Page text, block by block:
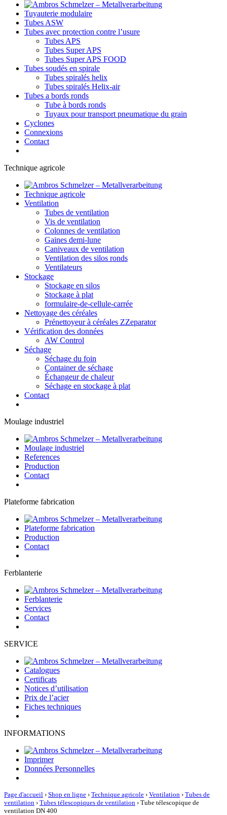
Tuyauterie modulaire
Tubes ASW
Tubes avec protection contre l’usure
Tubes APS
Tubes Super APS
Tubes Super APS FOOD
Tubes soudés en spirale
Tubes spiralés helix
Tubes spiralés Helix-air
Tubes a bords ronds
Tube à bords ronds
Tuyaux pour transport pneumatique du grain
Cyclones
Connexions
Contact
Technique agricole
Technique agricole
Ventilation
Tubes de ventilation
Vis de ventilation
Colonnes de ventilation
Gaines demi-lune
Caniveaux de ventilation
Ventilation des silos ronds
Ventilateurs
Stockage
Stockage en silos
Stockage à plat
formulaire-de-cellule-carrée
Nettoyage des céréales
Prénettoyeur à céréales ZZeparator
Vérification des données
AW Control
Séchage
Séchage du foin
Container de séchage
Échangeur de chaleur
Séchage en stockage à plat
Contact
Moulage industriel
Moulage industriel
References
Production
Contact
Plateforme fabrication
Plateforme fabrication
Production
Contact
Ferblanterie
Ferblanterie
Services
Contact
SERVICE
Catalogues
Certificats
Notices d’utilisation
Prix de l’acier
Fiches techniques
INFORMATIONS
Imprimer
Données Personnelles
Page d'accueil › Shop en ligne › Technique agricole › Ventilation › Tubes de
ventilation › Tubes télescopiques de ventilation › Tube télescopique de
ventilation DN 400